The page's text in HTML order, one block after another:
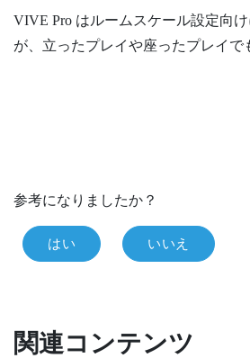
VIVE Pro はルームスケール設定向
が、立ったプレイや座ったプレイで
参考になりましたか？
はい いいえ
関連コンテンツ